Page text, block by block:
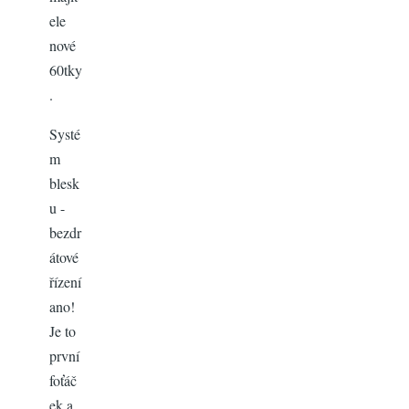
ele
nové
60tky
.
Systé
m
blesk
u -
bezdr
átové
řízení
ano!
Je to
první
foťáč
ek a